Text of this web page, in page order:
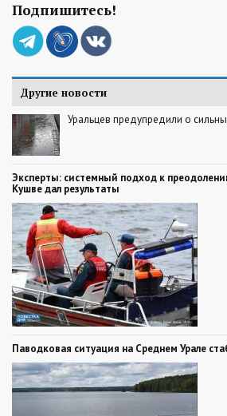
Подпишитесь!
Другие новости
Уральцев предупредили о
Эксперты: системный подход к
Кушве дал результаты
Паводковая ситуация на Среднем Урале